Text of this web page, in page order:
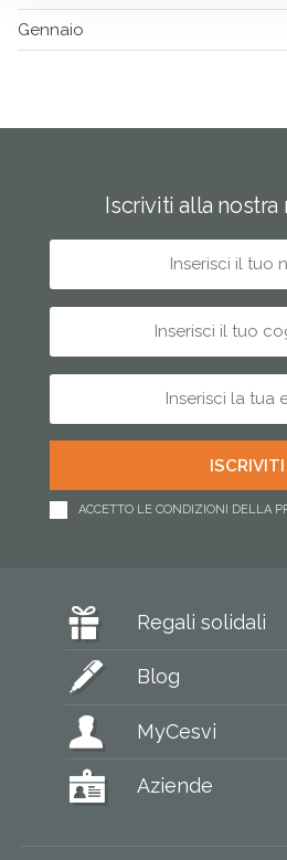
Gennaio
Iscriviti alla
ACCETTO LE CONDIZIONI DELLA
Regali solidali
Blog
MyCesvi
Aziende